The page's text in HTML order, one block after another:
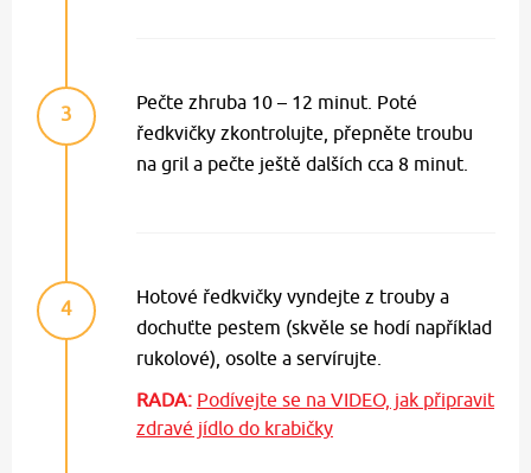
3
Pečte zhruba 10 – 12 minut. Poté
ředkvičky zkontrolujte, přepněte troubu
na gril a pečte ještě dalších cca 8 minut.
4
Hotové ředkvičky vyndejte z trouby a
dochuťte pestem (skvěle se hodí například
rukolové), osolte a servírujte.
RADA: Podívejte se na VIDEO, jak připravit
zdravé jídlo do krabičky